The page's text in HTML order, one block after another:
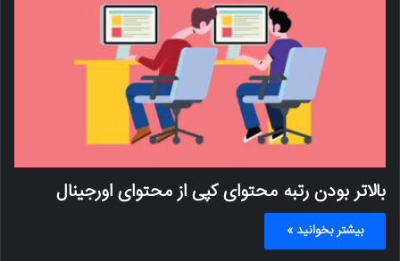
بالاتر بودن رتبه محتوای کپی از محتوای اورجینال
بیشتر بخوانید »